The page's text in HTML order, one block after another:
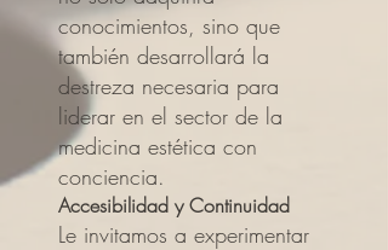
conocimientos, sino que
también desarrollará la
destreza necesaria para
liderar en el sector de la
medicina estética con
conciencia.
Accesibilidad y Continuidad
Le invitamos a experimentar